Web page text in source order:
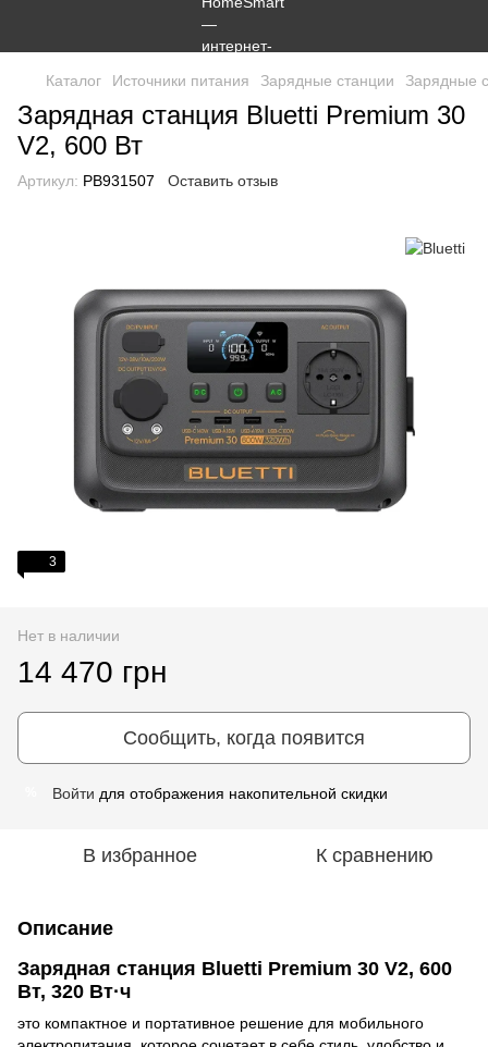
Каталог Источники питания Зарядные станции Зарядные
Зарядная станция Bluetti Premium 30
V2, 600 Вт
Артикул: PB931507 Оставить отзыв
3
Нет в наличии
14 470 грн
Сообщить, когда появится
Войти для отображения накопительной скидки
В избранное К сравнению
Описание
Зарядная станция Bluetti Premium 30 V2, 600
Вт, 320 Вт·ч
это компактное и портативное решение для мобильного